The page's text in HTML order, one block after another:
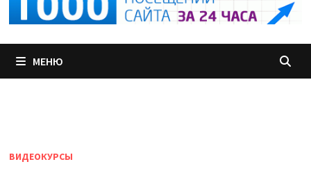
МЕНЮ
ВИДЕОКУРСЫ